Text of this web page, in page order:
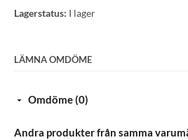
Mobiltelefonficka
Andningsbar
Termo
Vattentålig
Lagerstatus: I lager
LÄMNA OMDÖME
Omdöme (0)
Andra produkter från samma